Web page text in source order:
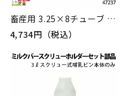
畜産用 3.25×8チューブ 47237 Aタイプ(規格3.25×8) 運搬車 飼料運搬車 畜産 酪農 牧畜 産業動物 家畜 畜産用品
4,734円（税込）